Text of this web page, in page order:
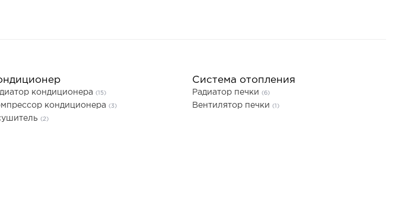
кондиционера (15)
кондиционера (3)
(2)
Система отопления
Радиатор печки (6)
Вентилятор печки (1)